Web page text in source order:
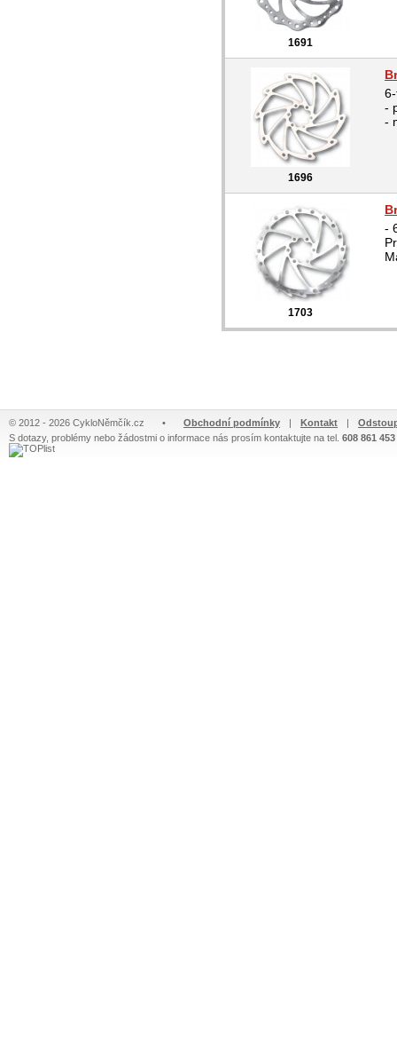
1691
1696
-
-
1703
-
© 2012 - 2026 CykloNěmčík.cz • Obchodní podmínky | Kontakt |
S dotazy, problémy nebo žádostmi o informace nás prosím kontaktujte na tel. 608 861 453